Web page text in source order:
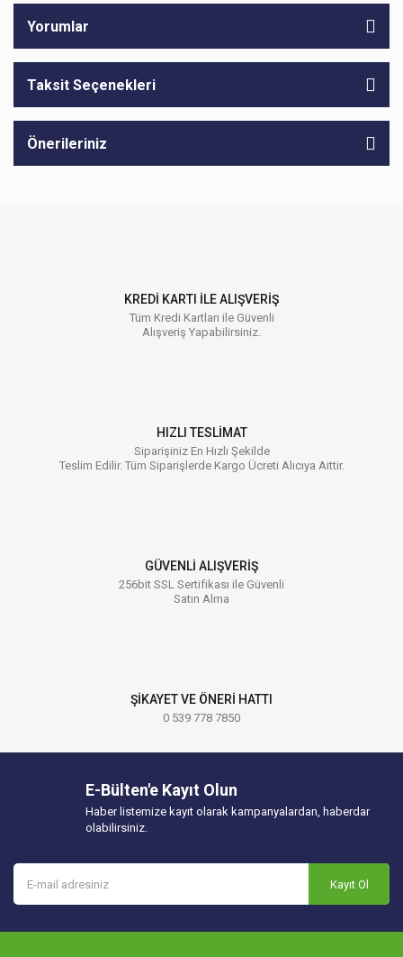
Yorumlar
Taksit Seçenekleri
Önerileriniz
KREDİ KARTI İLE ALIŞVERİŞ
Tüm Kredi Kartları ile Güvenli
Alışveriş Yapabilirsiniz.
HIZLI TESLİMAT
Siparişiniz En Hızlı Şekilde
Teslim Edilir. Tüm Siparişlerde Kargo Ücreti Alıcıya Aittir.
GÜVENLİ ALIŞVERİŞ
256bit SSL Sertifikası ile Güvenli
Satın Alma
ŞİKAYET VE ÖNERİ HATTI
0 539 778 7850
E-Bülten'e Kayıt Olun
Haber listemize kayıt olarak kampanyalardan, haberdar
olabilirsiniz.
Kayıt Ol